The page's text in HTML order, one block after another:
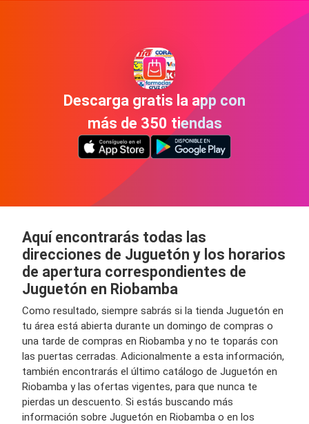
Descarga gratis la app con
más de 350 tiendas
Aquí encontrarás todas las
direcciones de Juguetón y los horarios
de apertura correspondientes de
Juguetón en Riobamba
Como resultado, siempre sabrás si la tienda Juguetón en
tu área está abierta durante un domingo de compras o
una tarde de compras en Riobamba y no te toparás con
las puertas cerradas. Adicionalmente a esta información,
también encontrarás el último catálogo de Juguetón en
Riobamba y las ofertas vigentes, para que nunca te
pierdas un descuento. Si estás buscando más
información sobre Juguetón en Riobamba o en los